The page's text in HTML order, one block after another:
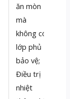
ăn mòn
mà
không có
lớp phủ
bảo vệ;
Điều trị
nhiệt